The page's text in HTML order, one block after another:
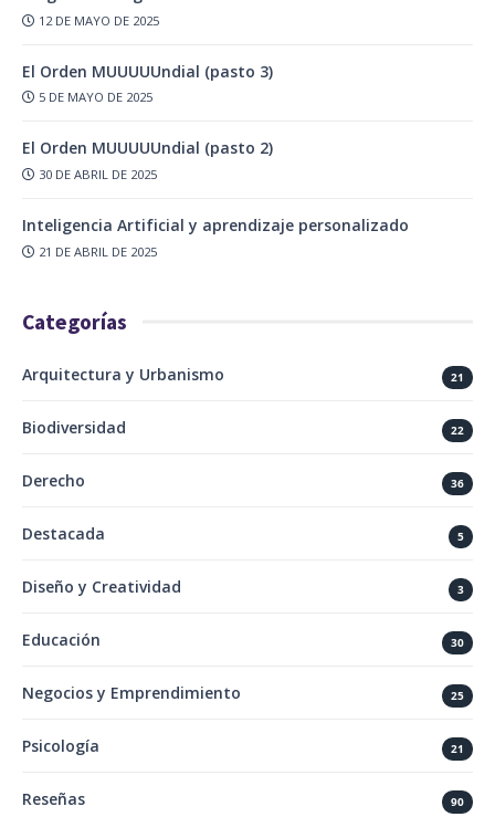
12 DE MAYO DE 2025
El Orden MUUUUUndial (pasto 3)
5 DE MAYO DE 2025
El Orden MUUUUUndial (pasto 2)
30 DE ABRIL DE 2025
Inteligencia Artificial y aprendizaje personalizado
21 DE ABRIL DE 2025
Categorías
Arquitectura y Urbanismo 21
Biodiversidad 22
Derecho 36
Destacada 5
Diseño y Creatividad 3
Educación 30
Negocios y Emprendimiento 25
Psicología 21
Reseñas 90